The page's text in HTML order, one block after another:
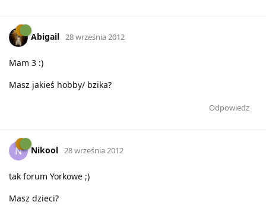
Abigail 28 września 2012
Mam 3 :)
Masz jakieś hobby/ bzika?
Odpowiedz
N Nikool 28 września 2012
tak forum Yorkowe ;)
Masz dzieci?